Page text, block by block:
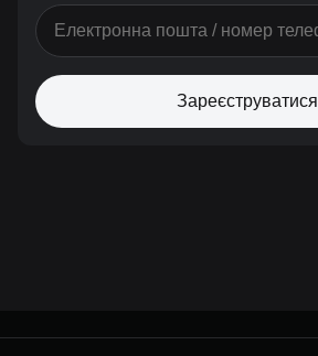
Зареєструватися